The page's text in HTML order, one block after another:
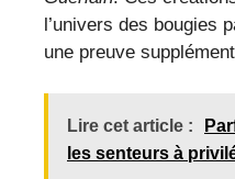
l’univers des bougies
une preuve
Lire cet article :
les senteurs à